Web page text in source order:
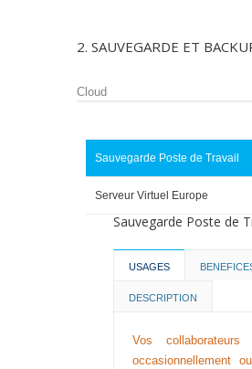
2. SAUVEGARDE ET
Cloud
Sauvegarde Poste de Travail
Serveur Virtuel Europe
Sauvegarde Poste de
USAGES
DESCRIPTION
Vos
occasionnellement